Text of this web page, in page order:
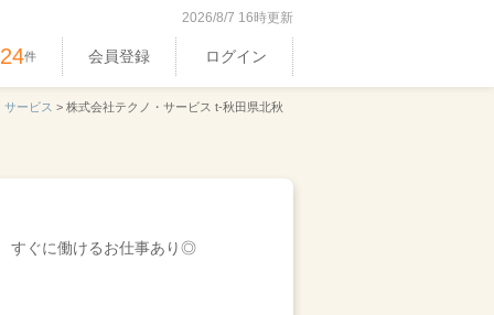
2026/8/7 16時更新
件 会員登録 ログイン
サービス > 株式会社テクノ・サービス t-秋田県北秋
すぐに働けるお仕事あり◎